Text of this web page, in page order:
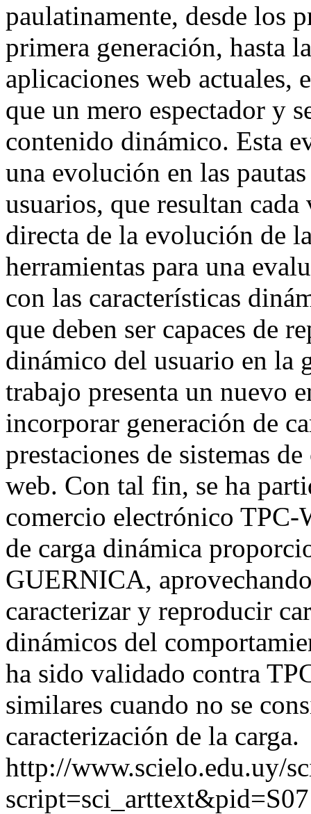
paulatinamente, desde los
primera generación, hasta
aplicaciones web actuales,
que un mero espectador y
contenido dinámico. Esta
una evolución en las
usuarios, que resultan
directa de la evolución de
herramientas para una
con las características
que deben ser capaces de
dinámico del usuario en la
trabajo presenta un nuevo
incorporar generación de
prestaciones de sistemas
web. Con tal fin, se ha
comercio electrónico TPC-
de carga dinámica
GUERNICA,
caracterizar y reproducir
dinámicos del
ha sido validado contra
similares cuando no se
caracterización de la carga.
http://www.scielo.edu.uy/